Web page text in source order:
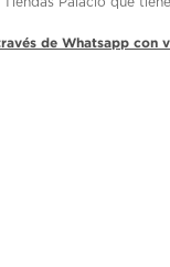
de Whatsapp con